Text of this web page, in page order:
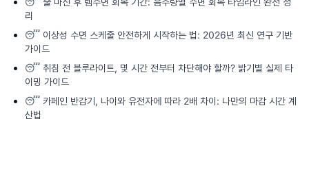
리
😴 이상성 수면 스케줄 안전하게 시작하는 법: 2026년 최신 연구 기반
가이드
😴 취침 전 블루라이트, 몇 시간 전부터 차단해야 할까? 밝기별 실제 타
이밍 가이드
😴 카페인 반감기, 나이와 유전자에 따라 2배 차이: 나만의 마감 시간 계
산법